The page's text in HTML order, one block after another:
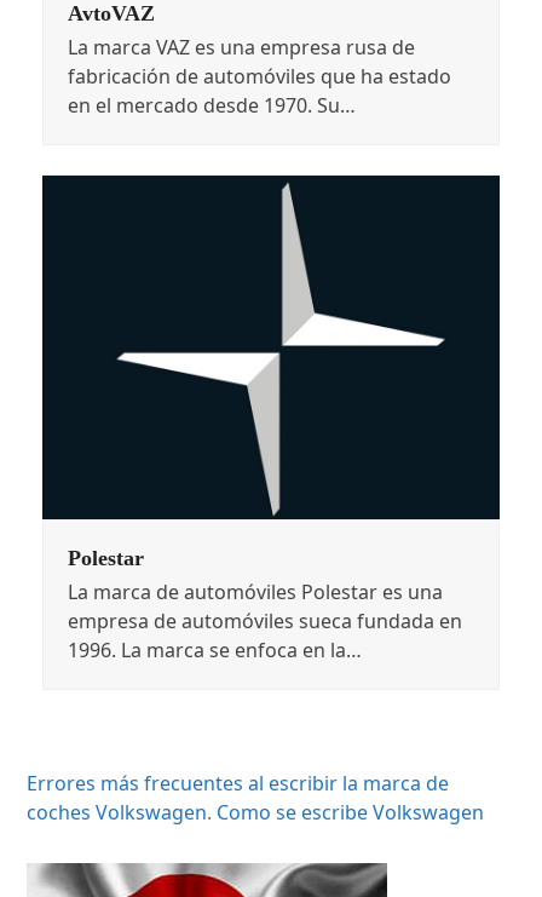
AvtoVAZ
La marca VAZ es una empresa rusa de
fabricación de automóviles que ha estado
en el mercado desde 1970. Su…
Polestar
La marca de automóviles Polestar es una
empresa de automóviles sueca fundada en
1996. La marca se enfoca en la…
Errores más frecuentes al escribir la marca de
coches Volkswagen. Como se escribe Volkswagen